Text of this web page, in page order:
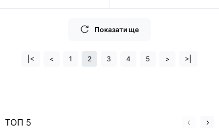
Показати ще
|< < 1 2 3 4 5 > >|
ТОП 5